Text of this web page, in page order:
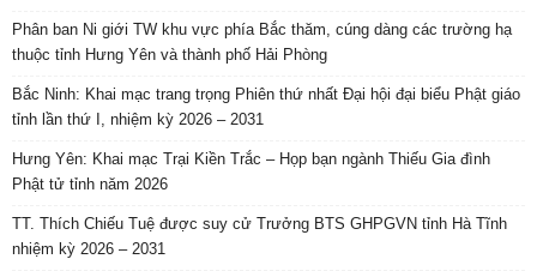
Phân ban Ni giới TW khu vực phía Bắc thăm, cúng dàng các trường hạ
thuộc tỉnh Hưng Yên và thành phố Hải Phòng
Bắc Ninh: Khai mạc trang trọng Phiên thứ nhất Đại hội đại biểu Phật giáo
tỉnh lần thứ I, nhiệm kỳ 2026 – 2031
Hưng Yên: Khai mạc Trại Kiền Trắc – Họp bạn ngành Thiếu Gia đình
Phật tử tỉnh năm 2026
TT. Thích Chiếu Tuệ được suy cử Trưởng BTS GHPGVN tỉnh Hà Tĩnh
nhiệm kỳ 2026 – 2031